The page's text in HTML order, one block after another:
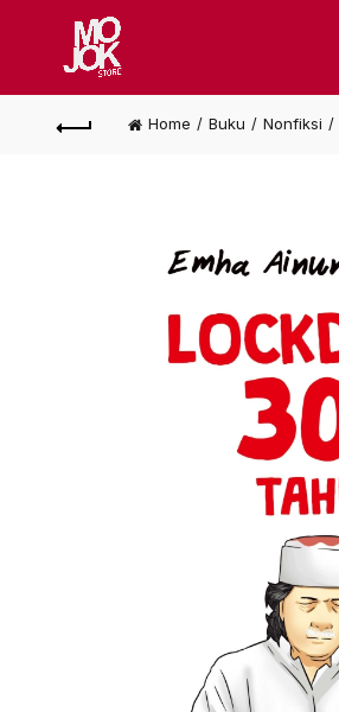
Home Buku Nonfiksi